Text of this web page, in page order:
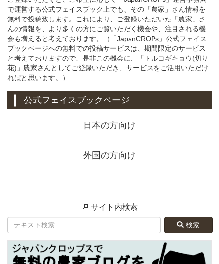
で運営する公式フェイスブック上でも、その「農家」さん情報を
無料で投稿致します。これにより、ご登録いただいた「農家」さ
んの情報を、より多くの方にご覧いただく機会や、注目される機
会も増えると考えております。（「JapanCROPs」公式フェイス
ブックページへの無料での投稿サービスは、期間限定のサービス
と考えておりますので、是非この機会に、「トルコギキョウ(切り
花)」農家さんとしてご登録いただき、サービスをご活用いただけ
ればと思います。）
公式フェイスブックページ
日本の方向け
外国の方向け
🔎 サイト内検索
検索